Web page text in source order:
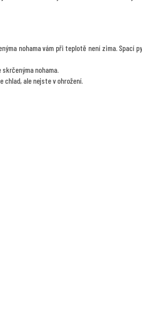
nohama vám při teplotě není zima. Spací
nohama.
ale nejste v ohrožení.